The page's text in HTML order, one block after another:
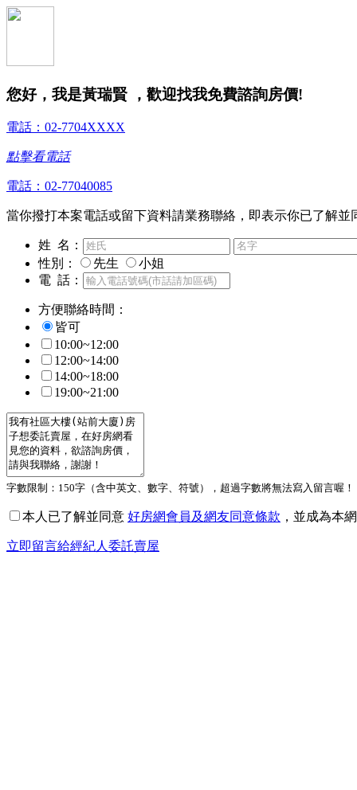
您好，我是黃瑞賢 ，歡迎找我免費諮詢房價!
電話：02-7704XXXX
點擊看電話
電話：02-77040085
當你撥打本案電話或留下資料請業務聯絡，即表示你已了解並
姓 名：
性別：
先生
小姐
電 話：
方便聯絡時間：
皆可
10:00~12:00
12:00~14:00
14:00~18:00
19:00~21:00
字數限制：150字（含中英文、數字、符號），超過字數將無法寫入留言喔！
本人已了解並同意 好房網會員及網友同意條款 ，並成為本
立即留言給經紀人委託賣屋